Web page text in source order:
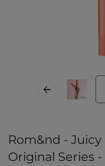
Rom&nd -
Original Series